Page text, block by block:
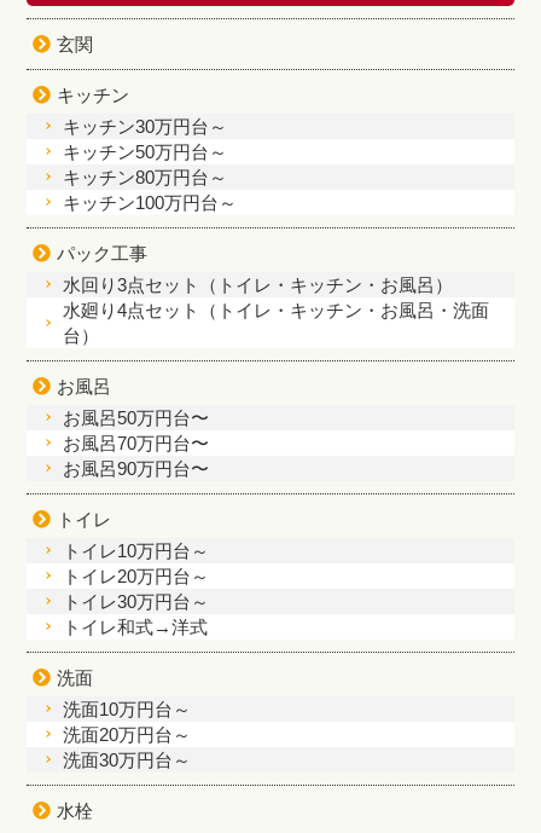
玄関
キッチン
キッチン30万円台～
キッチン50万円台～
キッチン80万円台～
キッチン100万円台～
パック工事
水回り3点セット（トイレ・キッチン・お風呂）
水廻り4点セット（トイレ・キッチン・お風呂・洗面
台）
お風呂
お風呂50万円台〜
お風呂70万円台〜
お風呂90万円台〜
トイレ
トイレ10万円台～
トイレ20万円台～
トイレ30万円台～
トイレ和式→洋式
洗面
洗面10万円台～
洗面20万円台～
洗面30万円台～
水栓